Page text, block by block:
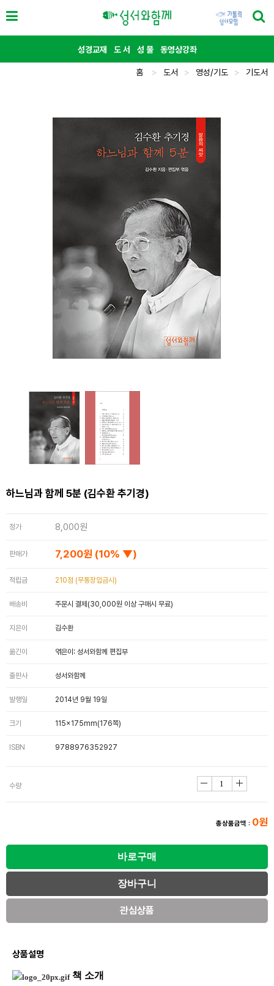
성경교재 도 서 성 물 동영상강좌
홈 > 도서 > 영성/기도 > 기도서
하느님과 함께 5분 (김수환 추기경)
정가 8,000원
판매가 7,200원 (10% ▼)
적립금 210점 (무통장입금시)
배송비 주문시 결제(30,000원 이상 구매시 무료)
지은이 김수환
옮긴이 엮은이: 성서와함께 편집부
출판사 성서와함께
발행일 2014년 9월 19일
크기 115x175mm(176쪽)
ISBN 9788976352927
수량
총상품금액 : 0원
관심상품
상품설명
책 소개